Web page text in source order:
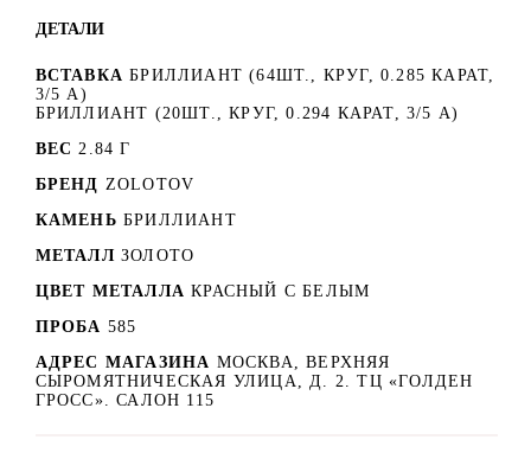
ДЕТАЛИ
ВСТАВКА БРИЛЛИАНТ (64ШТ., КРУГ, 0.285 КАРАТ,
3/5 А)
БРИЛЛИАНТ (20ШТ., КРУГ, 0.294 КАРАТ, 3/5 А)
ВЕС 2.84 Г
БРЕНД ZOLOTOV
КАМЕНЬ БРИЛЛИАНТ
МЕТАЛЛ ЗОЛОТО
ЦВЕТ МЕТАЛЛА КРАСНЫЙ C БЕЛЫМ
ПРОБА 585
АДРЕС МАГАЗИНА МОСКВА, ВЕРХНЯЯ
СЫРОМЯТНИЧЕСКАЯ УЛИЦА, Д. 2. ТЦ «ГОЛДЕН
ГРОСС». САЛОН 115